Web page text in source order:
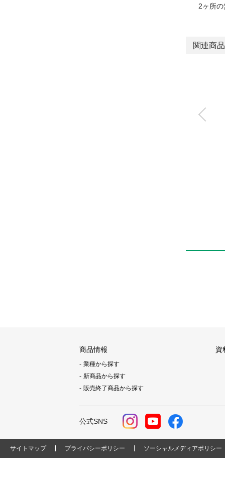
2ヶ所
関連商品
商品情報
業種から探す
新商品から探す
販売終了商品から探す
資
公式SNS
サイトマップ プライバシーポリシー ソーシャルメディアポリシー